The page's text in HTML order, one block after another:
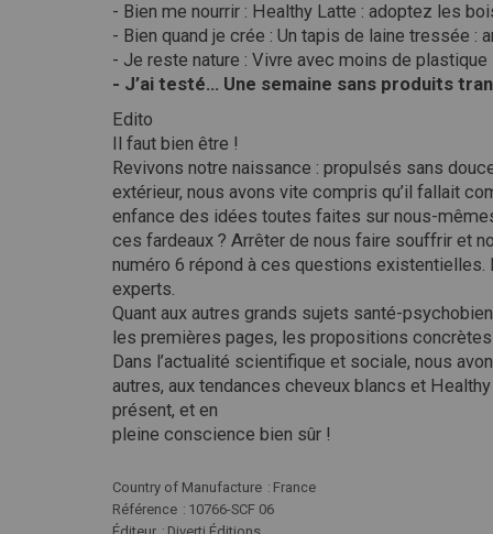
- Bien me nourrir : Healthy Latte : adoptez les
- Bien quand je crée : Un tapis de laine tressée :
- Je reste nature : Vivre avec moins de plastique
- J’ai testé... Une semaine sans produits
Edito
Il faut bien être !
Revivons notre naissance : propulsés sans
extérieur, nous avons vite compris qu’il fallait
enfance des idées toutes faites sur nous-
ces fardeaux ? Arrêter de nous faire souffrir et
numéro 6 répond à ces questions
experts.
Quant aux autres grands sujets santé-
les premières pages, les propositions
Dans l’actualité scientifique et sociale, nous
autres, aux tendances cheveux blancs et
présent, et en
pleine conscience bien sûr !
Plus
d'infos
Country of Manufacture
France
Référence
10766-SCF 06